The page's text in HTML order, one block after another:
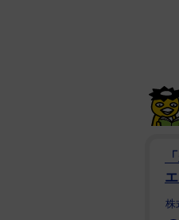
ー
張し
一
主
株